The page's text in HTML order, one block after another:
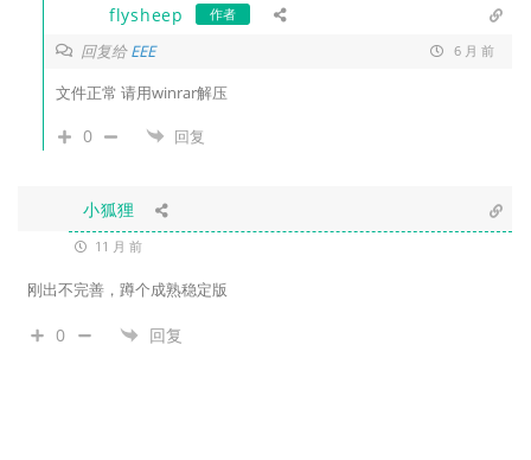
flysheep 作者
回复给EEE 6 月 前
文件正常 请用winrar解压
0 回复
小狐狸
11 月 前
刚出不完善，蹲个成熟稳定版
0 回复